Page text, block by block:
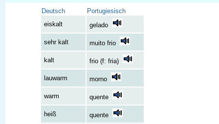
Deutsch
Portugiesisch
eiskalt
gelado
sehr kalt muito frio
kalt frio (f: fria)
lauwarm morno
warm quente
heiß quente